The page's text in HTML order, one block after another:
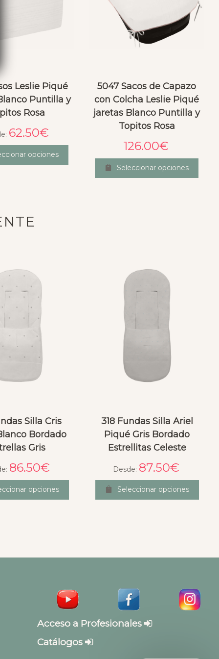
Leslie Piqué
Puntilla y
Rosa
62.50€
opciones
5047 Sacos de Capazo
con Colcha Leslie Piqué
jaretas Blanco Puntilla y
Topitos Rosa
126.00€
Seleccionar opciones
Silla Cris
Bordado
Gris
86.50€
opciones
318 Fundas Silla Ariel
Piqué Gris Bordado
Estrellitas Celeste
Desde: 87.50€
Seleccionar opciones
Acceso a Profesionales
Catálogos